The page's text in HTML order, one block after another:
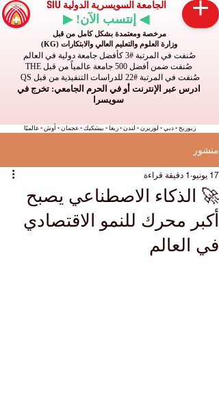
الجامعة السويسرية الدولية SIU
◀ إنتسب الآن! ▶
مرخصة ومعتمدة بشكل كامل من قبل
وزارة العلوم والتعليم العالي والابتكارات (KG)
صُنفت في المرتبة #3 كأفضل جامعة دولية في العالم
صُنفت ضمن أفضل 500 جامعة عالمياً من قبل THE
صُنفت في المرتبة #22 للدراسات التنفيذية من قبل QS
ادرس عبر الإنترنت أو في الحرم الجامعي: تخرج في
سويسرا
زيوريخ • دبي • لوزيرن • لندن • ريغا • بيشكيك • عجمان • أوش • عالميًا
منشور
🚀 الذكاء الاصطناعي يصبح
أكبر محرك للنمو الاقتصادي
في العالم
17 يونيو 1 دقيقة قراءة